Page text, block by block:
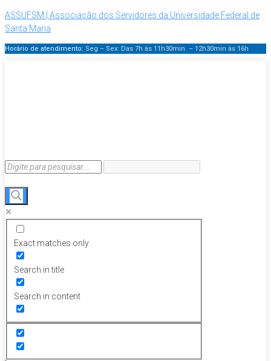
ASSUFSM | Associação dos Servidores da Universidade Federal de
Santa Maria
Horário de atendimento: Seg – Sex: Das 7h às 11h30min – 12h30min às 16h
Exact matches only
Search in title
Search in content